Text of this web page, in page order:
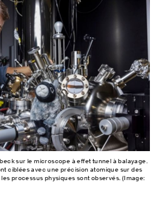
sur le microscope à effet tunnel à balayage.
ciblées avec une précision atomique sur des
processus physiques sont observés. (Image: